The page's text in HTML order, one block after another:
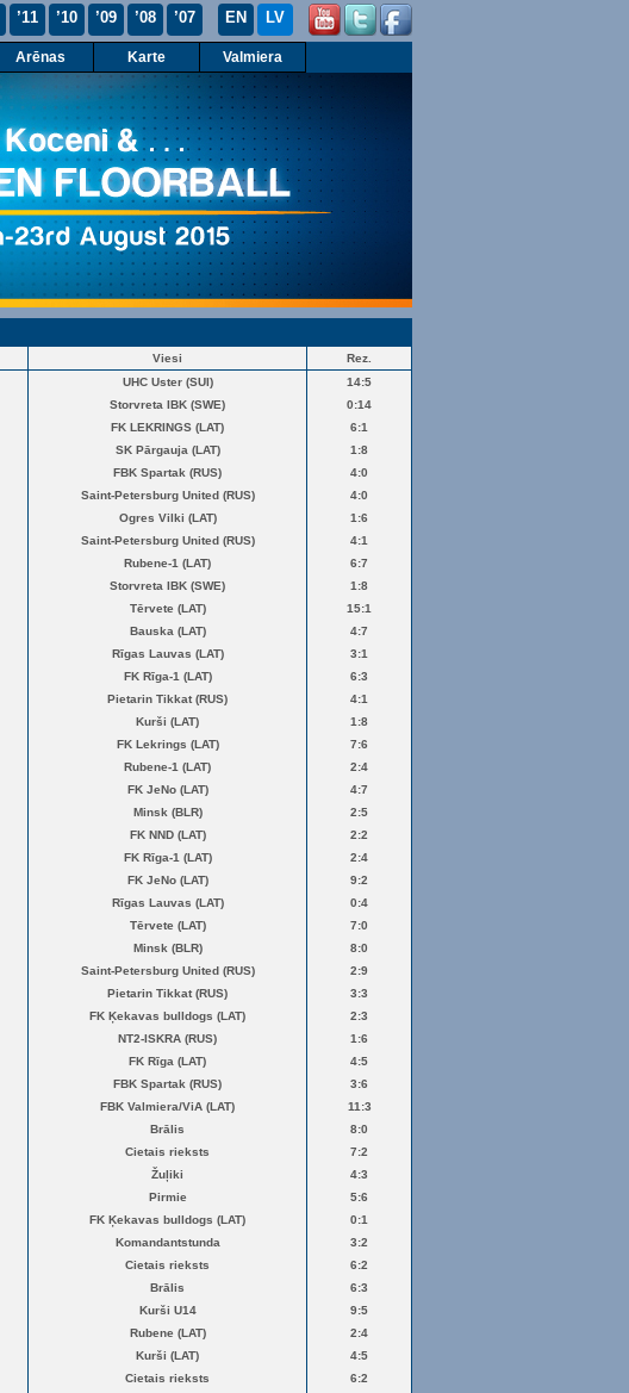
LV
EN
’07
’08
’09
’10
’11
Arēnas Karte Valmiera
Viesi
Rez.
UHC Uster (SUI)
14:5
Storvreta IBK (SWE)
0:14
FK LEKRINGS (LAT)
6:1
SK Pārgauja (LAT)
1:8
FBK Spartak (RUS)
4:0
Saint-Petersburg United (RUS)
4:0
Ogres Vilki (LAT)
1:6
Saint-Petersburg United (RUS)
4:1
Rubene-1 (LAT)
6:7
Storvreta IBK (SWE)
1:8
Tērvete (LAT)
15:1
Bauska (LAT)
4:7
Rīgas Lauvas (LAT)
3:1
FK Rīga-1 (LAT)
6:3
Pietarin Tikkat (RUS)
4:1
Kurši (LAT)
1:8
FK Lekrings (LAT)
7:6
Rubene-1 (LAT)
2:4
FK JeNo (LAT)
4:7
Minsk (BLR)
2:5
FK NND (LAT)
2:2
FK Rīga-1 (LAT)
2:4
FK JeNo (LAT)
9:2
Rīgas Lauvas (LAT)
0:4
Tērvete (LAT)
7:0
Minsk (BLR)
8:0
Saint-Petersburg United (RUS)
2:9
Pietarin Tikkat (RUS)
3:3
FK Ķekavas bulldogs (LAT)
2:3
NT2-ISKRA (RUS)
1:6
FK Rīga (LAT)
4:5
FBK Spartak (RUS)
3:6
FBK Valmiera/ViA (LAT)
11:3
Brālis
8:0
Cietais rieksts
7:2
Žuļiki
4:3
Pirmie
5:6
FK Ķekavas bulldogs (LAT)
0:1
Komandantstunda
3:2
Cietais rieksts
6:2
Brālis
6:3
Kurši U14
9:5
Rubene (LAT)
2:4
Kurši (LAT)
4:5
Cietais rieksts
6:2